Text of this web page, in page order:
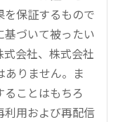
を保証するもので
づいて被ったい
会社、株式会社
ありません。ま
ことはもちろ
利用および再配信